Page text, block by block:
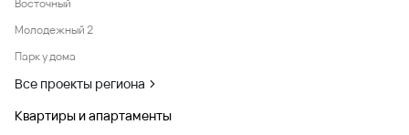
Молодежный 2
Парк у дома
Все проекты региона
Квартиры и апартаменты